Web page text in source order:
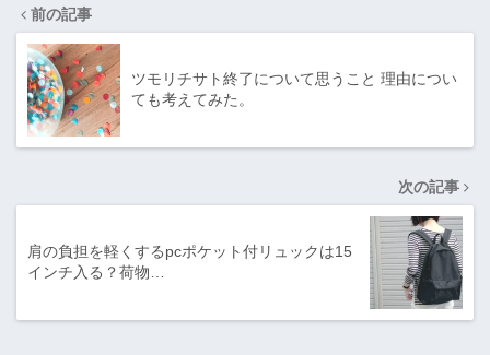
前の記事
ツモリチサト終了について思うこと 理由につい
ても考えてみた。
次の記事
肩の負担を軽くするpcポケット付リュックは15
インチ入る？荷物…